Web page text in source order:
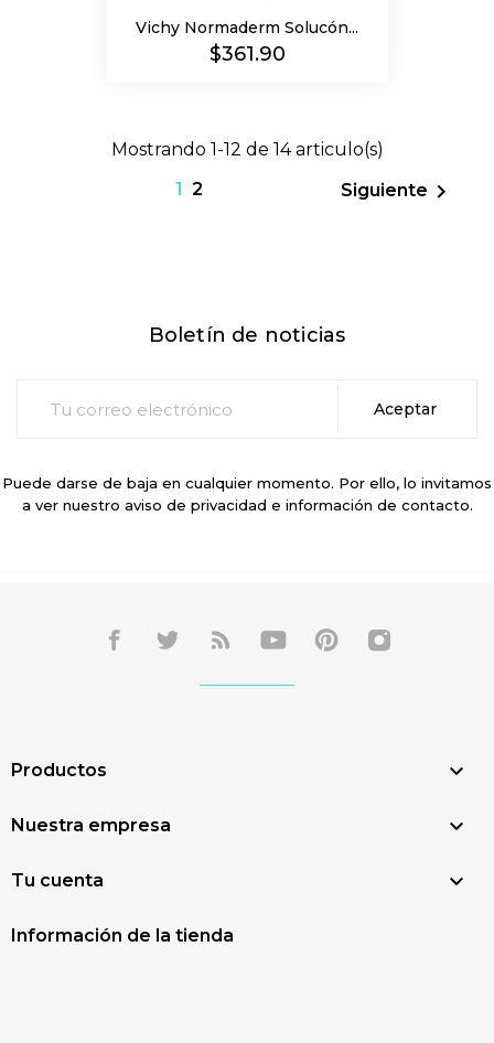
Vichy Normaderm Solucón...
Precio
$361.90
Mostrando 1-12 de 14 articulo(s)
1 2 Siguiente 
Boletín de noticias
Puede darse de baja en cualquier momento. Por ello, lo invitamos
a ver nuestro aviso de privacidad e información de contacto.
Productos 
Nuestra empresa 
Tu cuenta 
Información de la tienda